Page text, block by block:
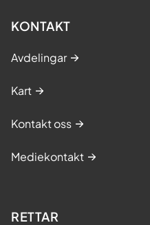
KONTAKT
Avdelingar
Kart
Kontakt oss
Mediekontakt
RETTAR